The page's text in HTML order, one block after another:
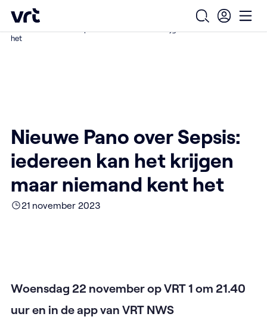
Ga naar de hoofdinhoud
VRT (home)
Open
Home /
het
Nieuwe Pano over Sepsis:
iedereen kan het krijgen
maar niemand kent het
21 november 2023
Woensdag 22 november op VRT 1 om 21.40
uur en in de app van VRT NWS